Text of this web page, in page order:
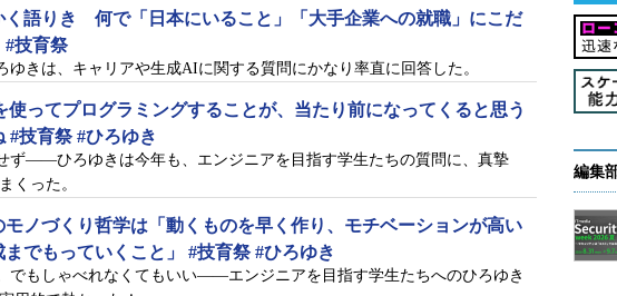
く語りき 何で「日本にいること」「大手企業への就職」にこだ
技育祭
ゆきは、キャリアや生成AIに関する質問にかなり率直に回答した。
使ってプログラミングすることが、当たり前になってくると思う
#技育祭 #ひろゆき
ず――ひろゆきは今年も、エンジニアを目指す学生たちの質問に、真摯
くった。
モノづくり哲学は「動くものを早く作り、モチベーションが高い
までもっていくこと」 #技育祭 #ひろゆき
でもしゃべれなくてもいい――エンジニアを目指す学生たちへのひろゆき
編集